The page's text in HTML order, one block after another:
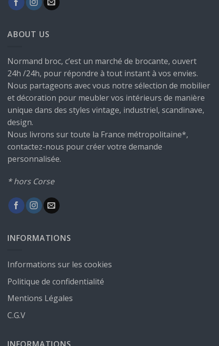
ABOUT US
Normand broc, c’est un marché de brocante, ouvert
24h /24h, pour répondre à tout instant à vos envies.
Nous partageons avec vous notre sélection de mobilier
et décoration pour meubler vos intérieurs de manière
unique dans des styles vintage, industriel, scandinave,
design.
Nous livrons sur toute la France métropolitaine*,
contactez-nous pour créer votre demande
personnalisée.
* hors Corse
INFORMATIONS
Informations sur les cookies
Politique de confidentialité
Mentions Légales
C.G.V
INFORMATIONS